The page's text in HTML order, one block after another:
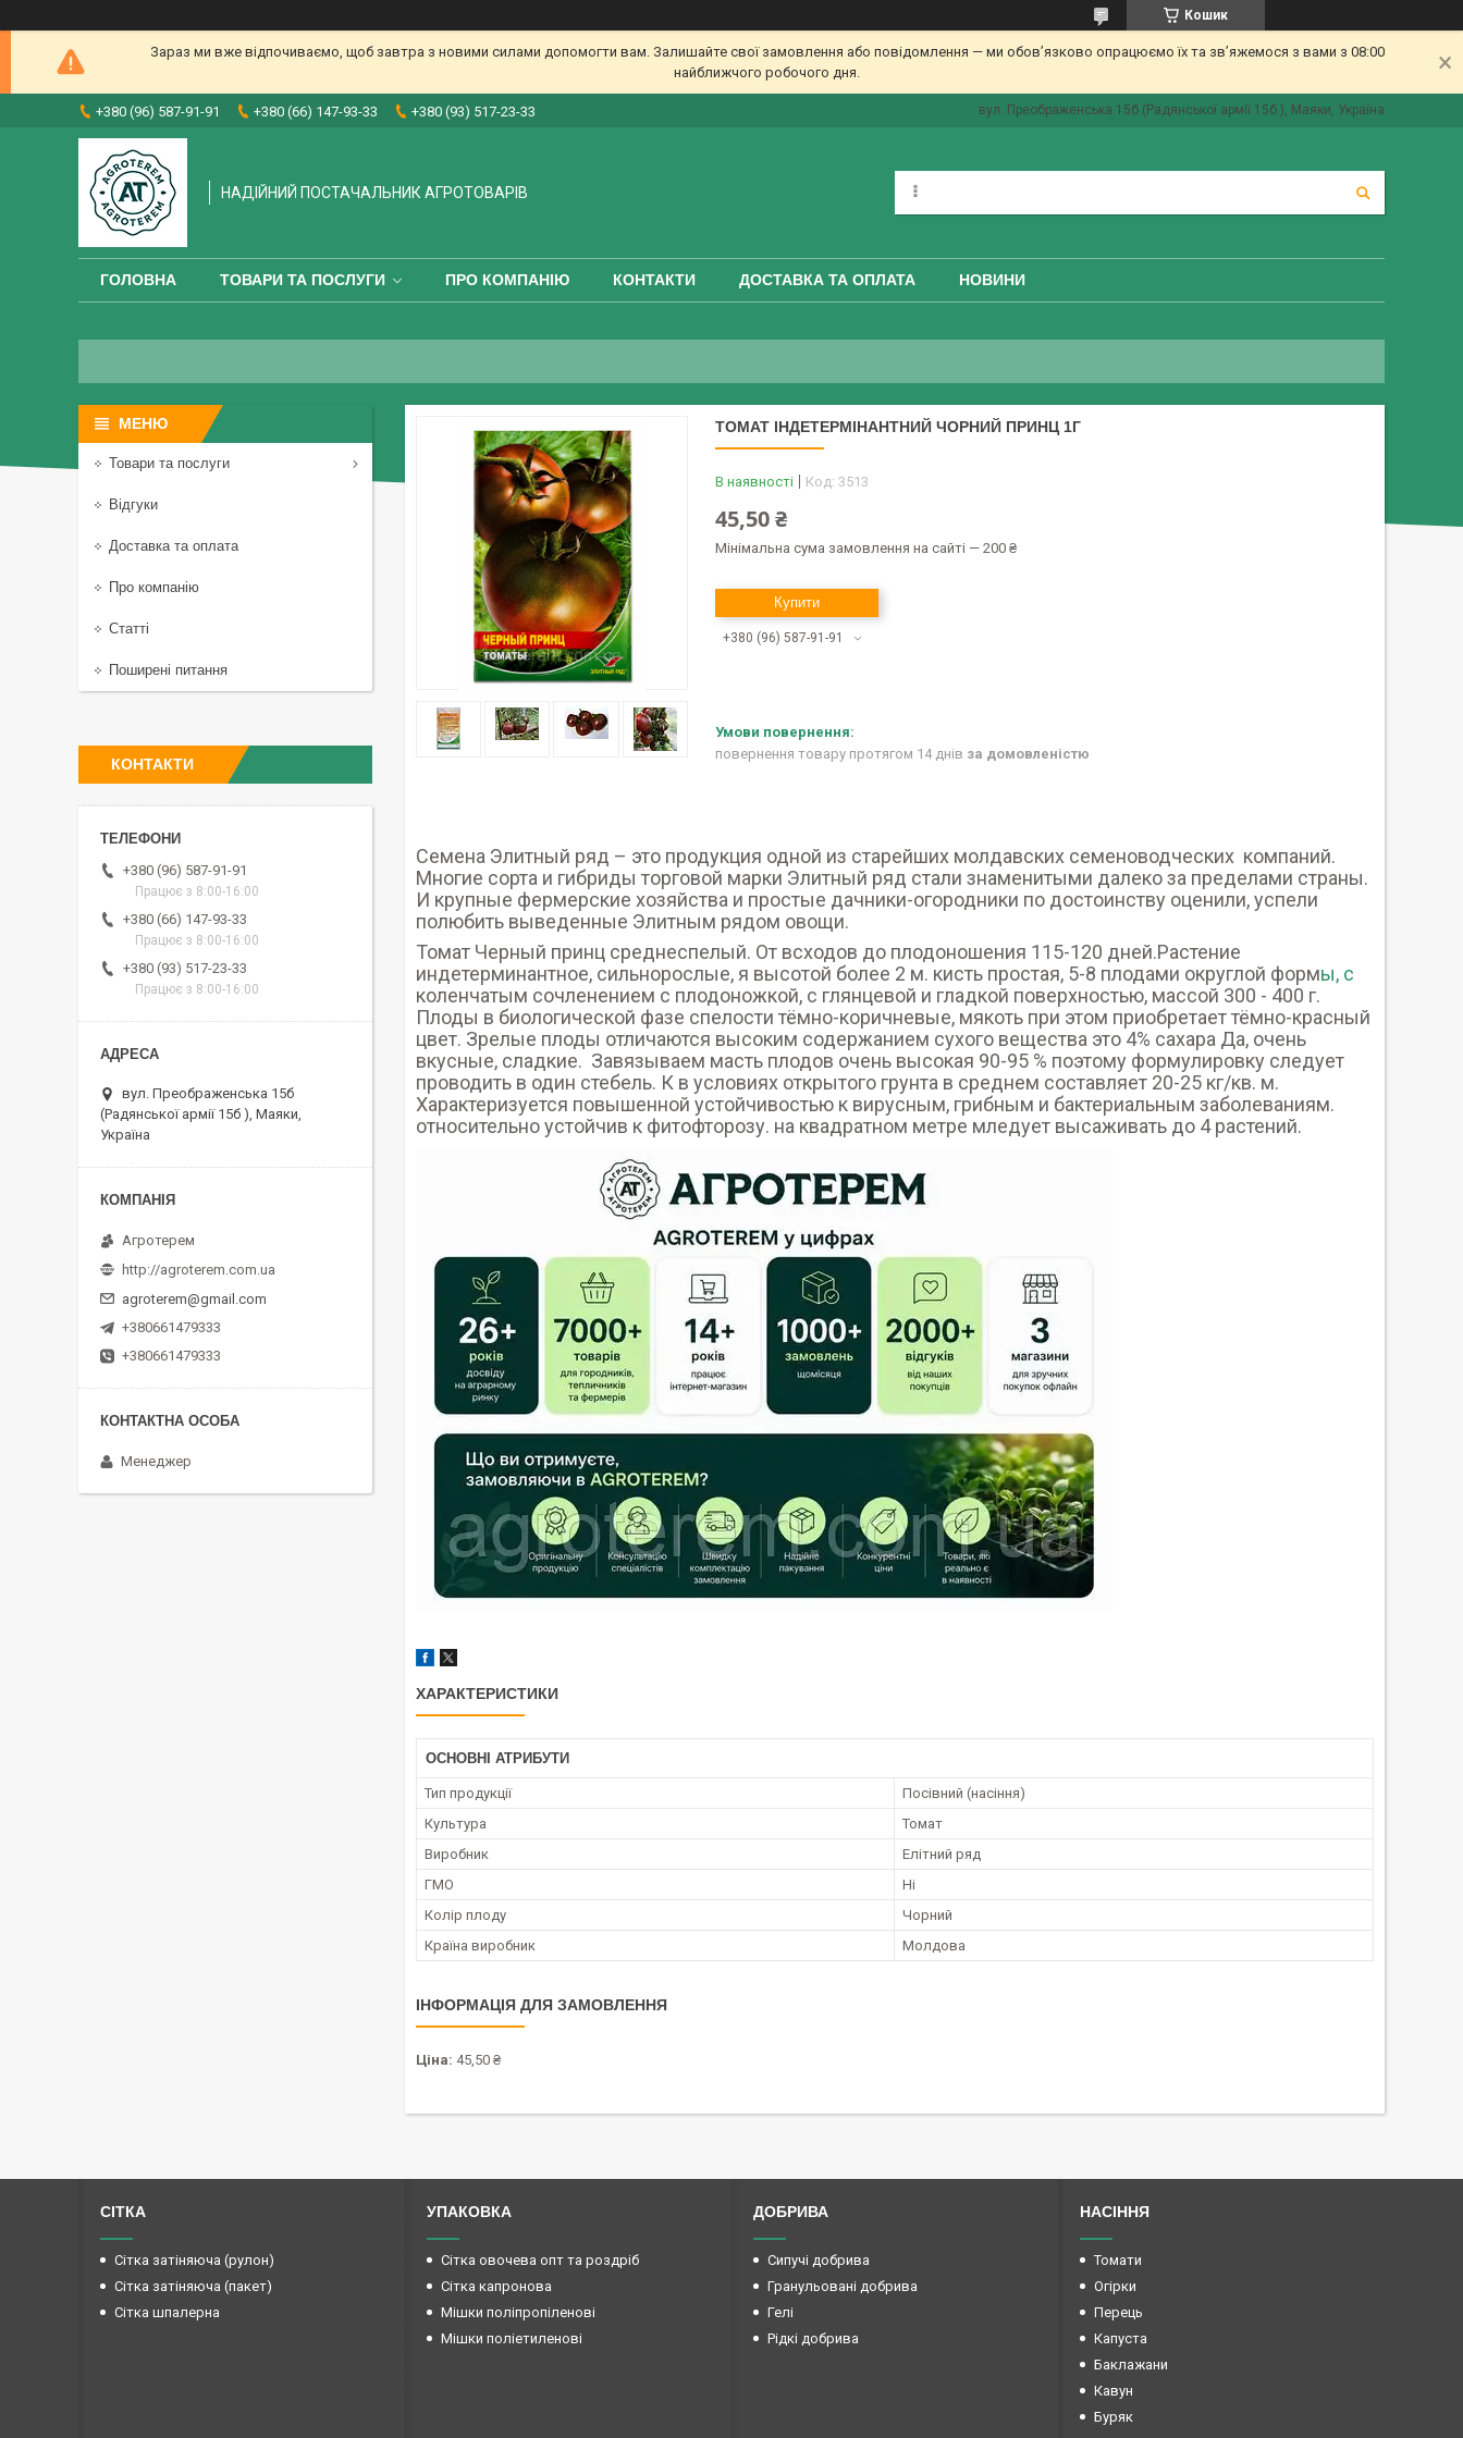
Кошик
Зараз ми вже відпочиваємо, щоб завтра з новими силами допомогти вам. Залишайте свої замовлення або повідомлення — ми обов’язково опрацюємо їх та зв’яжемося з вами з 08:00
найближчого робочого дня.
+380 (96) 587-91-91 +380 (66) 147-93-33 +380 (93) 517-23-33 вул. Преображенська 15б (Радянської армії 15б ), Маяки, Україна
НАДІЙНИЙ ПОСТАЧАЛЬНИК АГРОТОВАРІВ
ГОЛОВНА ТОВАРИ ТА ПОСЛУГИ ПРО КОМПАНІЮ КОНТАКТИ ДОСТАВКА ТА ОПЛАТА НОВИНИ
ТОМАТ ІНДЕТЕРМІНАНТНИЙ ЧОРНИЙ ПРИНЦ 1Г
В наявності Код: 3513
45,50 ₴
Мінімальна сума замовлення на сайті — 200 ₴
Купити
+380 (96) 587-91-91
повернення товару протягом 14 днів за домовленістю
Семена Элитный ряд – это продукция одной из старейших молдавских семеноводческих компаний.
Многие сорта и гибриды торговой марки Элитный ряд стали знаменитыми далеко за пределами страны.
И крупные фермерские хозяйства и простые дачники-огородники по достоинству оценили, успели
полюбить выведенные Элитным рядом овощи.
Томат Черный принц среднеспелый. От всходов до плодоношения 115-120 дней.Растение
индетерминантное, сильнорослые, я высотой более 2 м. кисть простая, 5-8 плодами округлой формы, с
коленчатым сочленением с плодоножкой, с глянцевой и гладкой поверхностью, массой 300 - 400 г.
Плоды в биологической фазе спелости тёмно-коричневые, мякоть при этом приобретает тёмно-красный
цвет. Зрелые плоды отличаются высоким содержанием сухого вещества это 4% сахара Да, очень
вкусные, сладкие. Завязываем масть плодов очень высокая 90-95 % поэтому формулировку следует
проводить в один стебель. К в условиях открытого грунта в среднем составляет 20-25 кг/кв. м.
Характеризуется повышенной устойчивостью к вирусным, грибным и бактериальным заболеваниям.
относительно устойчив к фитофторозу. на квадратном метре мледует высаживать до 4 растений.
ХАРАКТЕРИСТИКИ
ОСНОВНІ АТРИБУТИ
Тип продукції
Посівний (насіння)
Культура
Томат
Виробник
Елітний ряд
ГМО
Ні
Колір плоду
Чорний
Країна виробник
Молдова
ІНФОРМАЦІЯ ДЛЯ ЗАМОВЛЕННЯ
Ціна: 45,50 ₴
Товари та послуги
Відгуки
Доставка та оплата
Про компанію
Статті
Поширені питання
КОНТАКТИ
+380 (96) 587-91-91
Працює з 8:00-16:00
+380 (66) 147-93-33
Працює з 8:00-16:00
+380 (93) 517-23-33
Працює з 8:00-16:00
вул. Преображенська 15б
(Радянської армії 15б ), Маяки,
Україна
Агротерем
http://agroterem.com.ua
agroterem@gmail.com
+380661479333
+380661479333
Менеджер
СІТКА
Сітка затіняюча (рулон)
Сітка затіняюча (пакет)
Сітка шпалерна
УПАКОВКА
Сітка овочева опт та роздріб
Сітка капронова
Мішки поліпропіленові
Мішки поліетиленові
ДОБРИВА
Сипучі добрива
Гранульовані добрива
Гелі
Рідкі добрива
НАСІННЯ
Томати
Огірки
Перець
Капуста
Баклажани
Кавун
Буряк